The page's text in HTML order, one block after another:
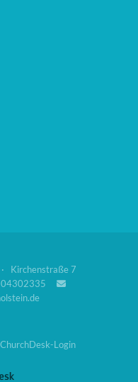
Kirchenstraße 7

ChurchDesk-Login